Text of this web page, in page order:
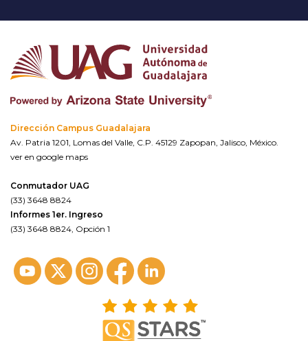
Dirección Campus Guadalajara
Av. Patria 1201, Lomas del Valle, C.P. 45129 Zapopan, Jalisco, México.
ver en google maps
Conmutador UAG
(33) 3648 8824
Informes 1er. Ingreso
(33) 3648 8824, Opción 1